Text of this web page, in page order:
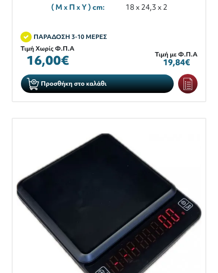
( M x Π x Y ) cm:
18 x 24,3 x 2
ΠΑΡΑΔΟΣΗ 3-10 ΜΕΡΕΣ
Τιμή Χωρίς Φ.Π.Α
16,00€ Τιμή με Φ.Π.Α
19,84€
Προσθήκη στο καλάθι